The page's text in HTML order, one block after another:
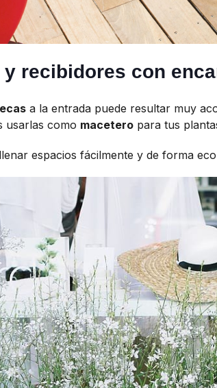
recibidores con
a la entrada puede resultar muy
usarlas como macetero para tus
espacios fácilmente y de forma